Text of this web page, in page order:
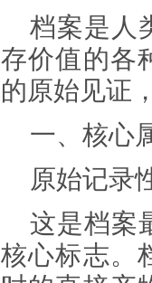
档案是人
存价值的各
的原始见证
一、核心
原始记录
这是档案
核心标志。